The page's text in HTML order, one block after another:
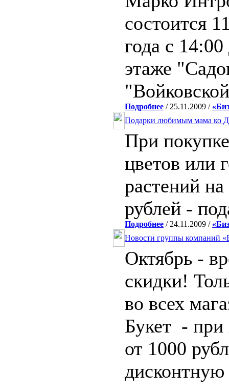
состоится
года с
этаже
Подробнее / 25.11.2009 /
Подарки любимым мама ко
При
цветов или
растений
рублей -
Подробнее / 24.11.2009 /
Новости группы компаний
Октябрь -
скидки!
во всех
Букет - при
от 1000